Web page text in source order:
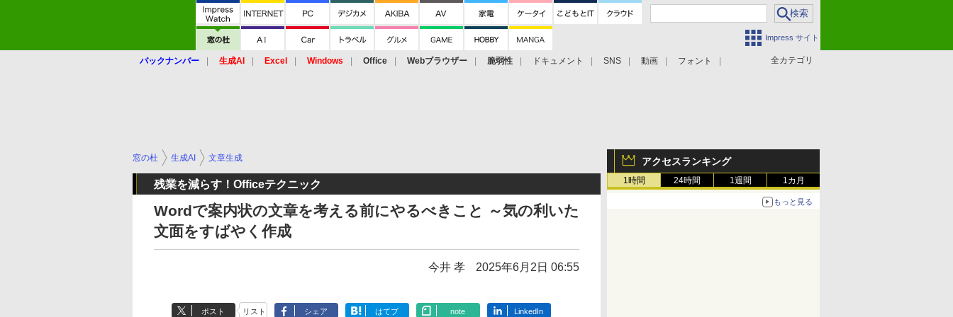
Impress サイト
全カテゴリ
バックナンバー 生成AI Excel Windows Office Webブラウザー 脆弱性 ドキュメント SNS 動画 フォント
アクセスランキング
1時間 24時間 1週間 1カ月
もっと見る
窓の杜 生成AI 文章生成
残業を減らす！Officeテクニック
Wordで案内状の文章を考える前にやるべきこと ～気の利いた
文面をすばやく作成
今井 孝 2025年6月2日 06:55
ポスト リスト シェア はてブ note LinkedIn